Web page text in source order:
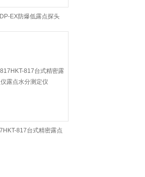
EX防爆低露点探头
817台式精密露点